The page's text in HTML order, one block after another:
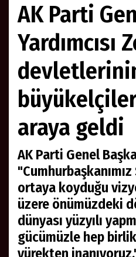
AK Parti
Yardımcısı
araya geldi
AK Parti Genel
"Cumhurbaşkanımız
ortaya koyduğu
üzere önümüzdeki
dünyası yüzyılı
gücümüzle hep
yürekten